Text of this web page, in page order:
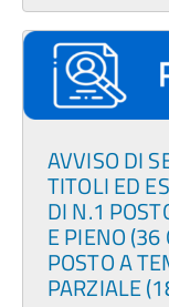
AVVISO DI
TITOLI ED
DI N.1
E PIENO (36
POSTO A
PARZIALE